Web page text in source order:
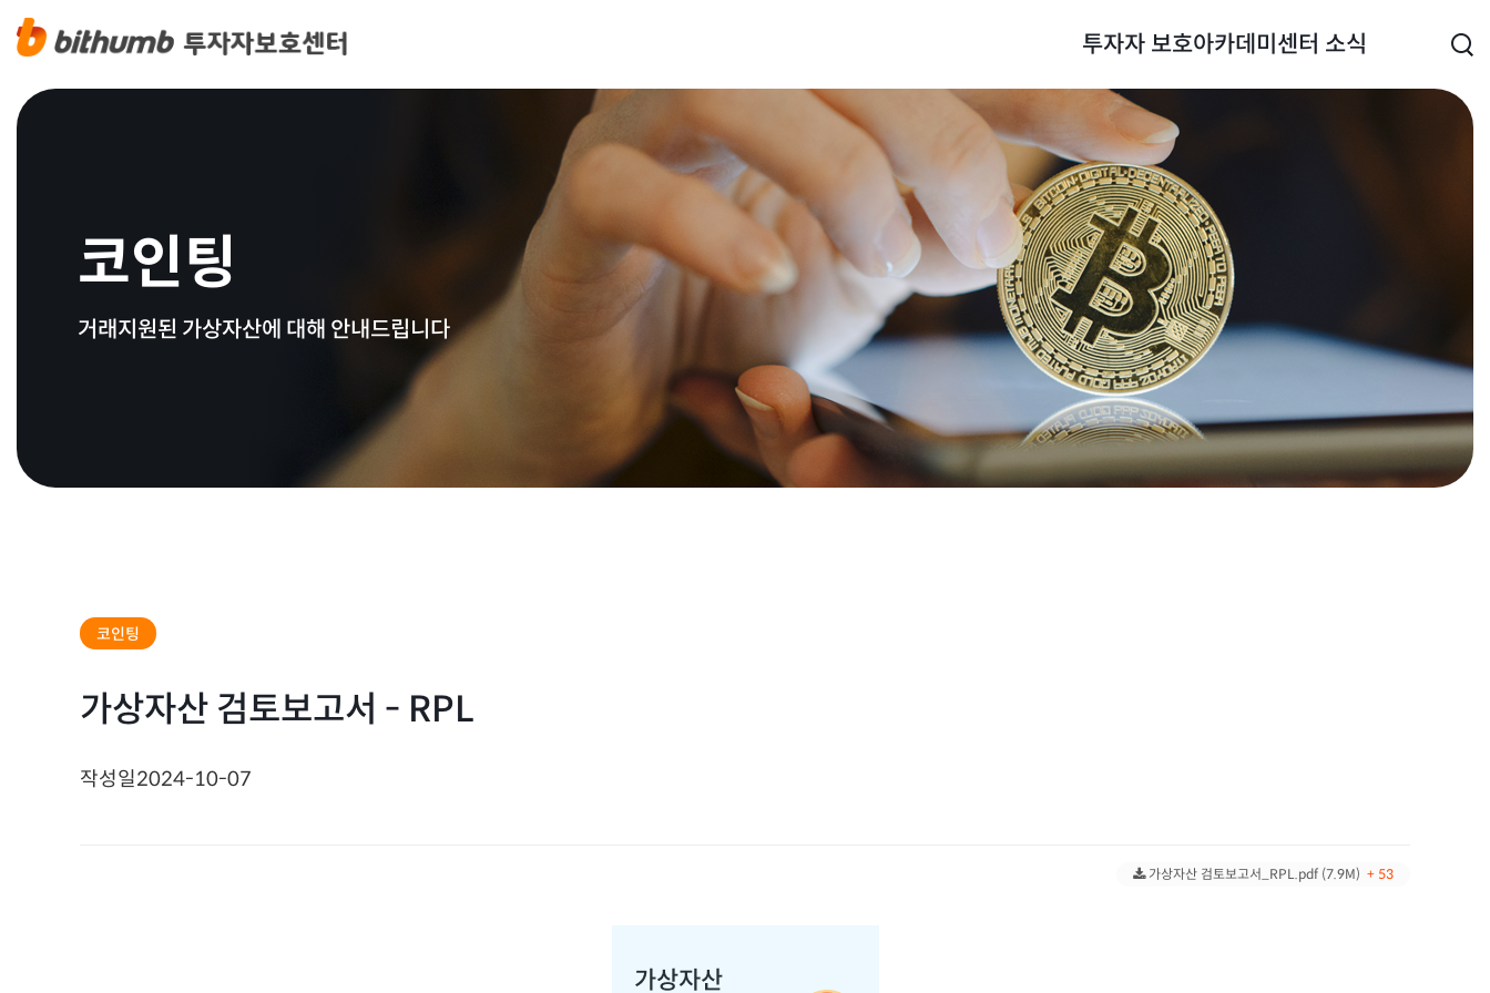
투자자 보호아카데미 센터 소식
코인팅
거래지원된 가상자산에 대해 안내드립니다
코인팅
가상자산 검토보고서 - RPL
작성일2024-10-07
가상자산 검토보고서_RPL.pdf (7.9M) + 53